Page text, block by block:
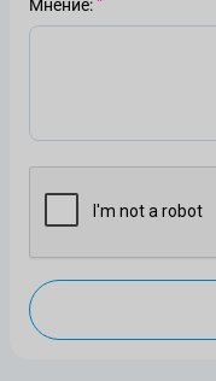
Мнение